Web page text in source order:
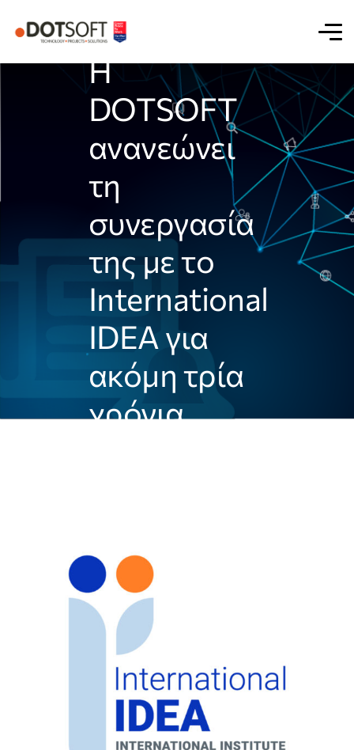
Η
DOTSOFT
ανανεώνει
τη
συνεργασία
της με το
International
IDEA για
ακόμη τρία
χρόνια